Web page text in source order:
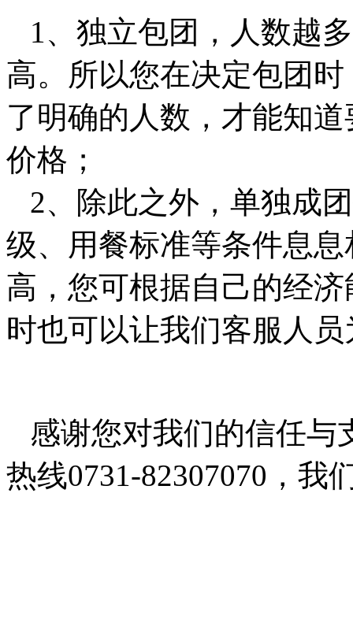
1、独立包团，人数越
高。所以您在决定包团
了明确的人数，才能知
价格；
2、除此之外，单独成
级、用餐标准等条件息
高，您可根据自己的经
时也可以让我们客服人
感谢您对我们的信任与
热线0731-82307070，我